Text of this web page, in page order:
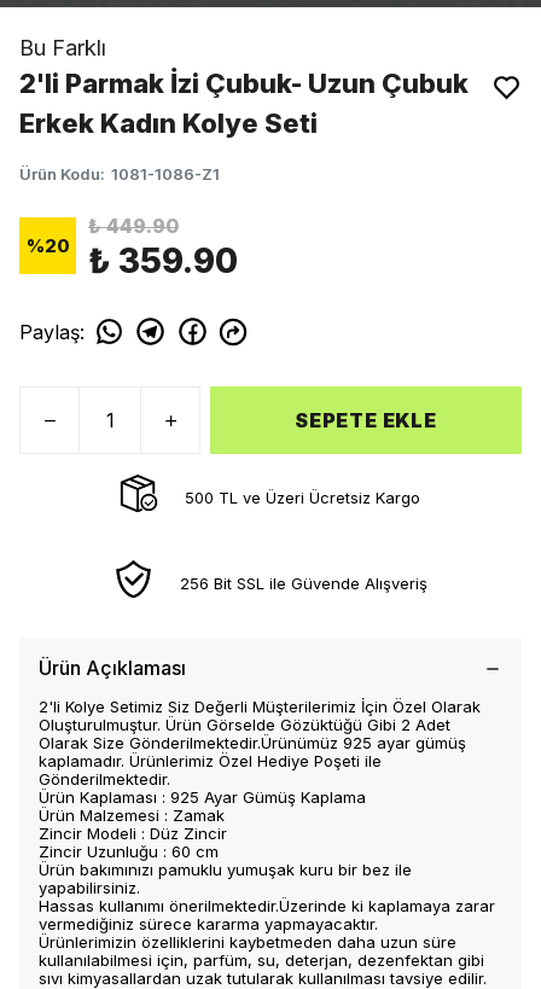
Bu Farklı
2'li Parmak İzi Çubuk- Uzun Çubuk
Erkek Kadın Kolye Seti
Ürün Kodu: 1081-1086-Z1
%20
₺ 449.90
₺ 359.90
Paylaş:
SEPETE EKLE
500 TL ve Üzeri Ücretsiz Kargo
256 Bit SSL ile Güvende Alışveriş
Ürün Açıklaması
2'li Kolye Setimiz Siz Değerli Müşterilerimiz İçin Özel Olarak
Oluşturulmuştur. Ürün Görselde Gözüktüğü Gibi 2 Adet
Olarak Size Gönderilmektedir.Ürünümüz 925 ayar gümüş
kaplamadır. Ürünlerimiz Özel Hediye Poşeti ile
Gönderilmektedir.
Ürün Kaplaması : 925 Ayar Gümüş Kaplama
Ürün Malzemesi : Zamak
Zincir Modeli : Düz Zincir
Zincir Uzunluğu : 60 cm
Ürün bakımınızı pamuklu yumuşak kuru bir bez ile
yapabilirsiniz.
Hassas kullanımı önerilmektedir.Üzerinde ki kaplamaya zarar
vermediğiniz sürece kararma yapmayacaktır.
Ürünlerimizin özelliklerini kaybetmeden daha uzun süre
kullanılabilmesi için, parfüm, su, deterjan, dezenfektan gibi
sıvı kimyasallardan uzak tutularak kullanılması tavsiye edilir.